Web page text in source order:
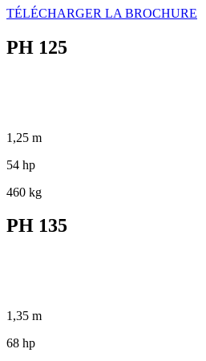
TÉLÉCHARGER LA BROCHURE
PH 125
1,25 m
54 hp
460 kg
PH 135
1,35 m
68 hp